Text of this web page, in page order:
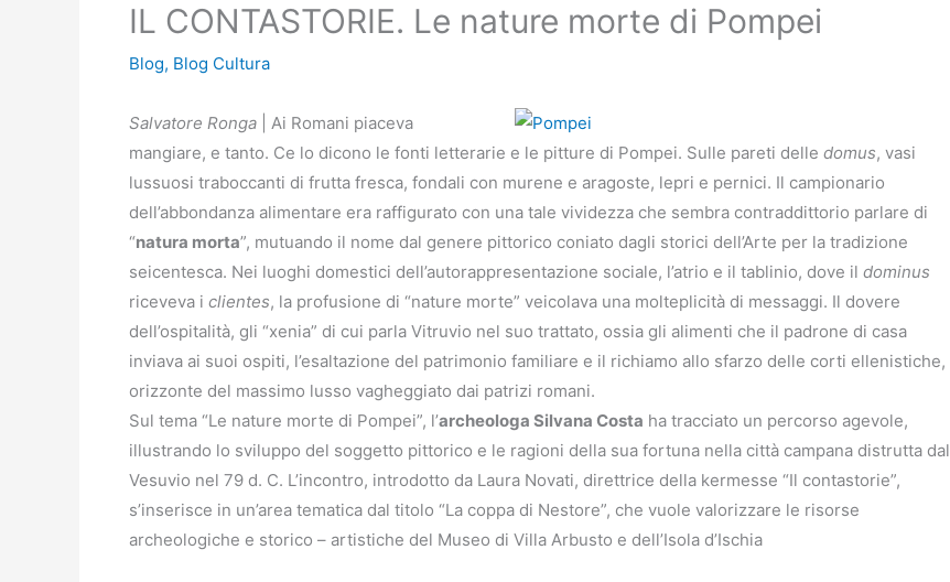
IL CONTASTORIE. Le nature morte di Pompei
Blog, Blog Cultura
Salvatore Ronga | Ai Romani piaceva
mangiare, e tanto. Ce lo dicono le fonti letterarie e le pitture di Pompei. Sulle pareti delle domus, vasi
lussuosi traboccanti di frutta fresca, fondali con murene e aragoste, lepri e pernici. Il campionario
dell’abbondanza alimentare era raffigurato con una tale vividezza che sembra contraddittorio parlare di
“natura morta”, mutuando il nome dal genere pittorico coniato dagli storici dell’Arte per la tradizione
seicentesca. Nei luoghi domestici dell’autorappresentazione sociale, l’atrio e il tablinio, dove il dominus
riceveva i clientes, la profusione di “nature morte” veicolava una molteplicità di messaggi. Il dovere
dell’ospitalità, gli “xenia” di cui parla Vitruvio nel suo trattato, ossia gli alimenti che il padrone di casa
inviava ai suoi ospiti, l’esaltazione del patrimonio familiare e il richiamo allo sfarzo delle corti ellenistiche,
orizzonte del massimo lusso vagheggiato dai patrizi romani.
Sul tema “Le nature morte di Pompei”, l’archeologa Silvana Costa ha tracciato un percorso agevole,
illustrando lo sviluppo del soggetto pittorico e le ragioni della sua fortuna nella città campana distrutta dal
Vesuvio nel 79 d. C. L’incontro, introdotto da Laura Novati, direttrice della kermesse “Il contastorie”,
s’inserisce in un’area tematica dal titolo “La coppa di Nestore”, che vuole valorizzare le risorse
archeologiche e storico – artistiche del Museo di Villa Arbusto e dell’Isola d’Ischia